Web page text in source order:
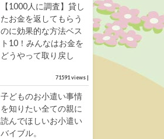
【1000人に調査】貸し
たお金を返してもらう
のに効果的な方法ベス
ト10！みんなはお金を
どうやって取り戻し
71591 views|
子どものお小遣い事情
を知りたい全ての親に
読んでほしいお小遣い
バイブル。